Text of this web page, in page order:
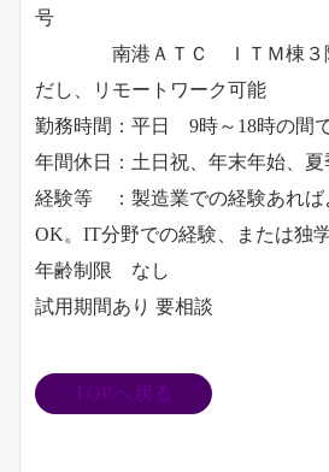
号
南港ＡＴＣ ＩＴＭ棟３階
だし、リモートワーク可能
勤務時間：平日 9時～18時の間で
年間休日：土日祝、年末年始、夏
経験等 ：製造業での経験あれば
OK。IT分野での経験、または独
年齢制限 なし
試用期間あり 要相談
TOPへ戻る